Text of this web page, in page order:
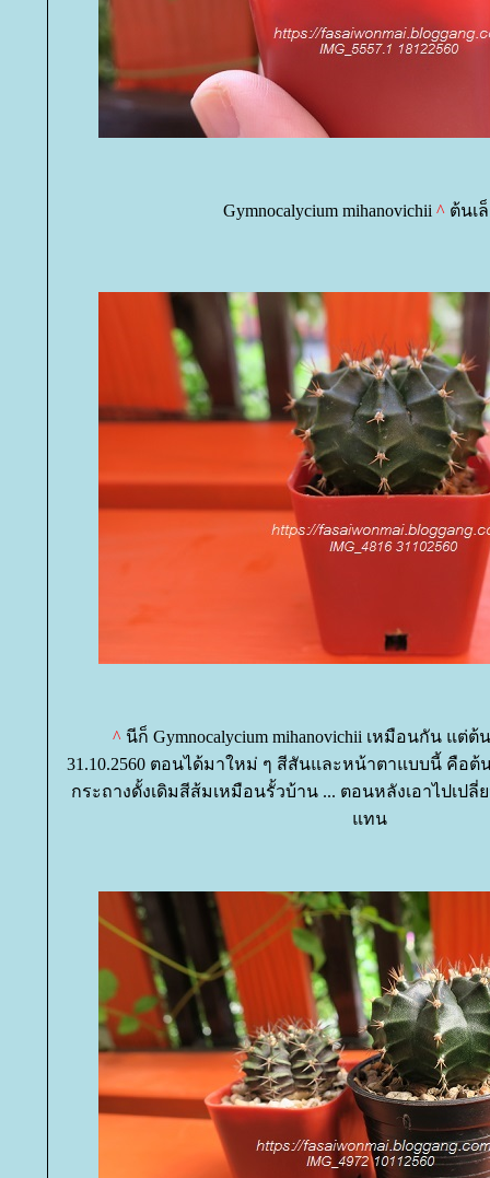
Gymnocalycium mihanovichii ^ ต้นเ
^ นีก็ Gymnocalycium mihanovichii เหมือนกัน แต่
31.10.2560 ตอนได้มาใหม่ ๆ สีสันและหน้าตาแบบนี้ คือต้
กระถางดั้งเดิมสีส้มเหมือนรั้วบ้าน ... ตอนหลังเอาไปเปลี่
ทน